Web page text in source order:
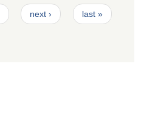
next › last »